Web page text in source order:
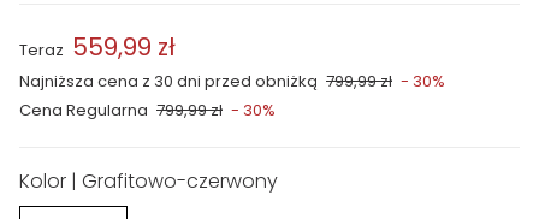
Cena Regularna 799,99 zł - 30%
Najniższa cena z 30 dni przed obniżką 799,99 zł - 30%
Teraz 559,99 zł
Kolor | Grafitowo-czerwony